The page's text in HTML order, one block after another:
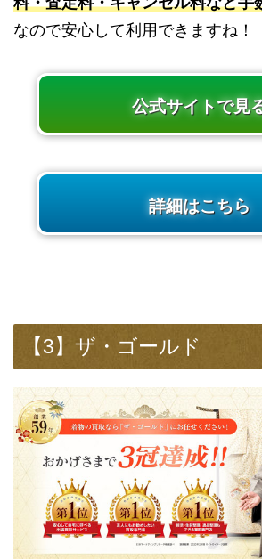
なので安心して利用できますね！
公式サイトで見
詳細はこちら
【3】ザ・ゴールド